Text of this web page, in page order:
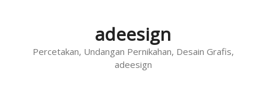
adeesign
Percetakan, Undangan Pernikahan, Desain Grafis,
adeesign